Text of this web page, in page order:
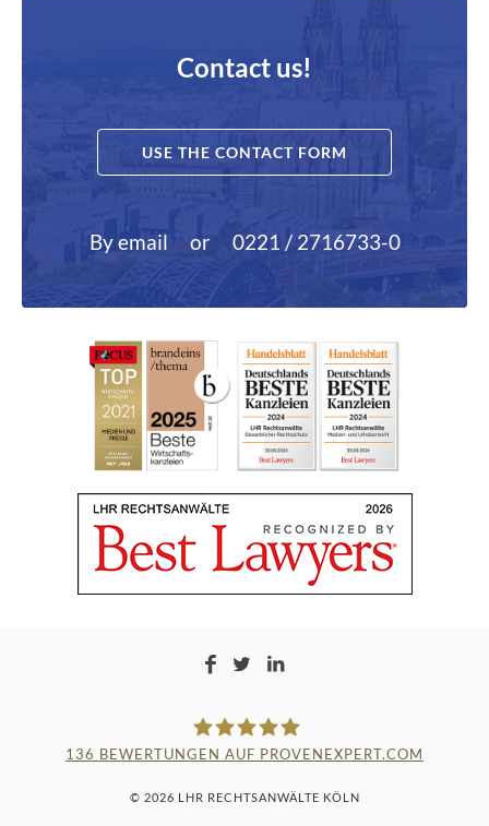
Contact us!
USE THE CONTACT FORM
By email or 0221 / 2716733-0
LAMPMANN, HABERKAMM &
136 BEWERTUNGEN AUF PROVENEXPERT.COM
© 2026 LHR RECHTSANWÄLTE KÖLN